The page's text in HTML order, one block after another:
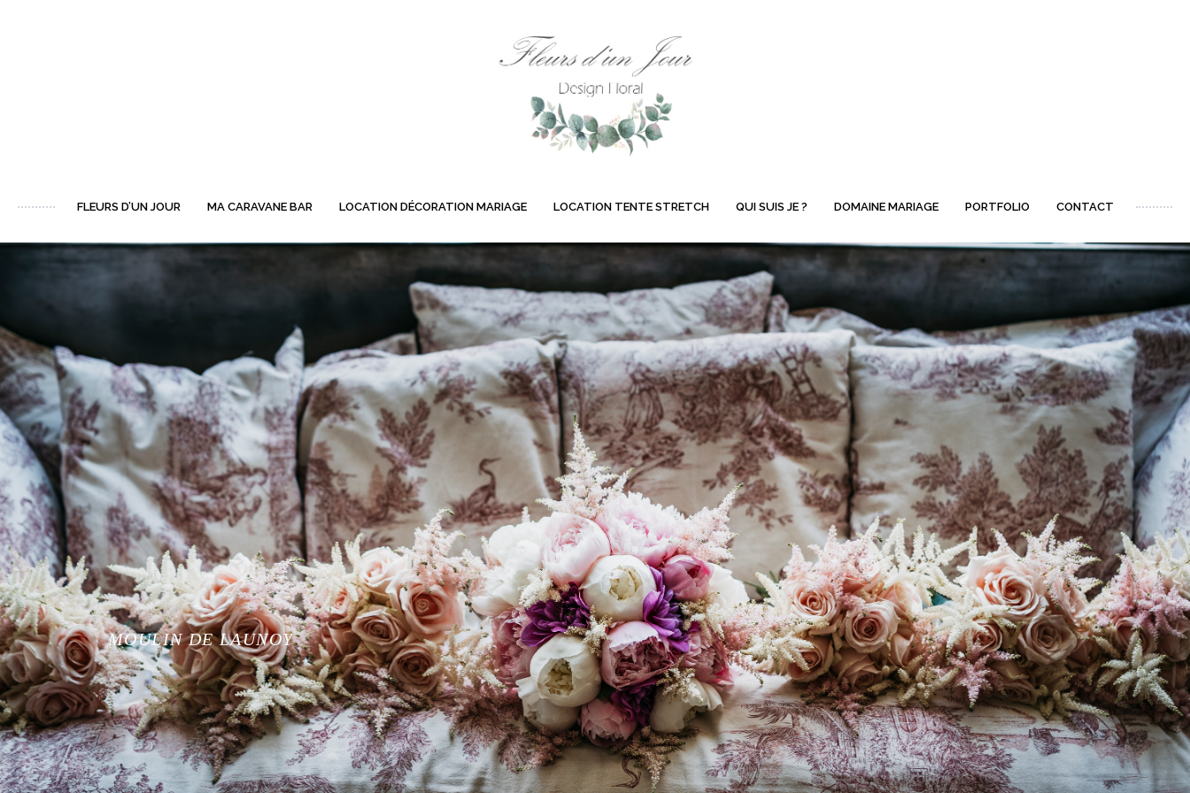
FLEURS D’UN JOUR MA CARAVANE BAR LOCATION DÉCORATION MARIAGE LOCATION TENTE STRETCH QUI SUIS JE ? DOMAINE MARIAGE PORTFOLIO CONTACT
MOULIN DE LAUNOY